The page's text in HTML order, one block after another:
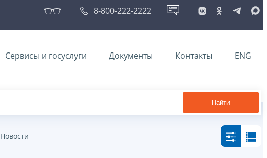
8-800-222-2222
Сервисы и госуслуги Документы Контакты ENG
Найти
Новости